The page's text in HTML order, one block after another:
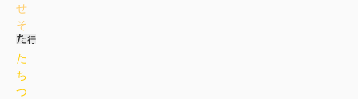
せ
そ
た
ち
つ